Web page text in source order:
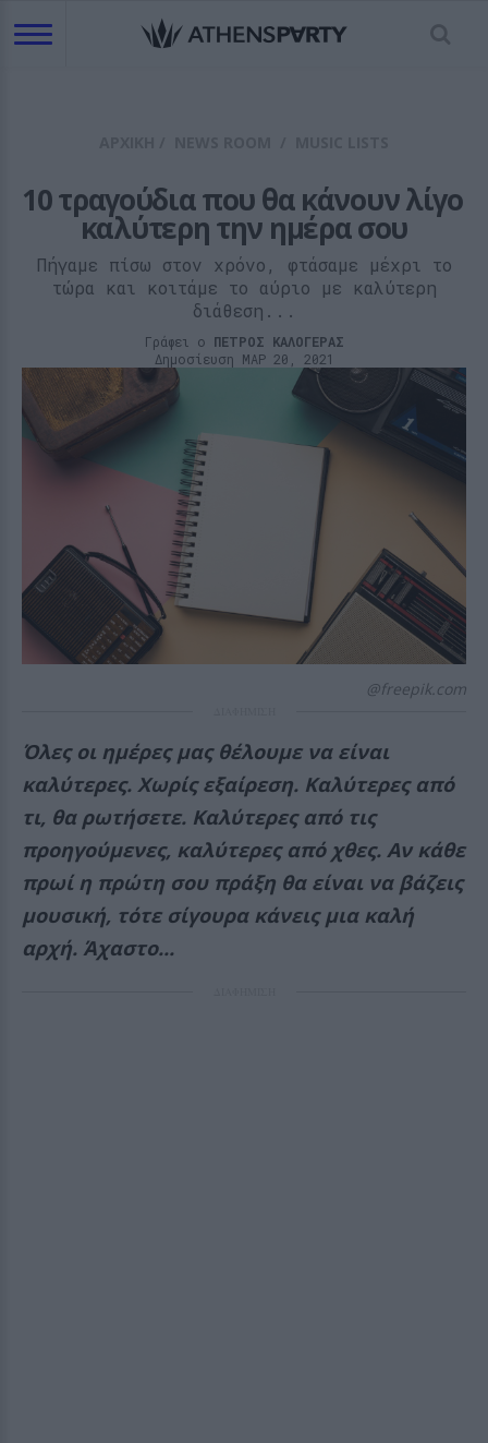
10 τραγούδια που θα κάνουν λίγο
καλύτερη την ημέρα σου
Πήγαμε πίσω στον χρόνο, φτάσαμε μέχρι το
τώρα και κοιτάμε το αύριο με καλύτερη
διάθεση...
Γράφει ο ΠΕΤΡΟΣ ΚΑΛΟΓΕΡΑΣ
Δημοσίευση ΜΑΡ 20, 2021
@freepik.com
Όλες οι ημέρες μας θέλουμε να είναι
καλύτερες. Χωρίς εξαίρεση. Καλύτερες από
τι, θα ρωτήσετε. Καλύτερες από τις
προηγούμενες, καλύτερες από χθες. Αν κάθε
πρωί η πρώτη σου πράξη θα είναι να βάζεις
μουσική, τότε σίγουρα κάνεις μια καλή
αρχή. Άχαστο...